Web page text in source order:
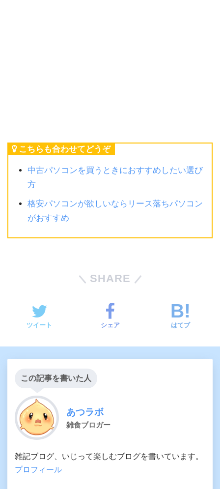
こちらも合わせてどうぞ
中古パソコンを買うときにおすすめしたい選び
方
格安パソコンが欲しいならリース落ちパソコン
がおすすめ
SHARE
ツイート シェア はてブ
この記事を書いた人
あつラボ
雑食ブロガー
雑記ブログ、いじって楽しむブログを書いています。
プロフィール